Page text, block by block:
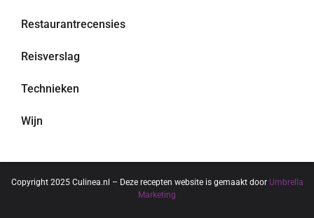
Restaurantrecensies
Reisverslag
Technieken
Wijn
Copyright 2025 Culinea.nl – Deze recepten website is gemaakt door Umbrella
Marketing